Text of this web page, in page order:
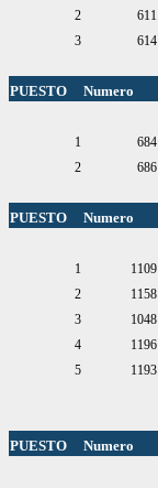
2
611
3
614
PUESTO Numero
1 684
2
686
PUESTO Numero
1 1109
2
1158
3
1048
4
1196
5
1193
PUESTO Numero